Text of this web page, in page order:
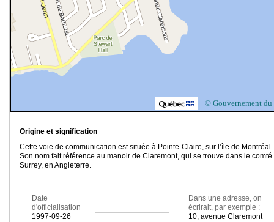
© Gouvernement du
Origine et signification
Cette voie de communication est située à Pointe-Claire, sur l’île de Montréal.
Son nom fait référence au manoir de Claremont, qui se trouve dans le comté
Surrey, en Angleterre.
Date
d'officialisation
1997-09-26
Dans une adresse, on
écrirait, par exemple :
10, avenue Claremont